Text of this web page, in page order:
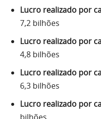
Lucro realizado por
7,2 bilhões
Lucro realizado por
4,8 bilhões
Lucro realizado por
6,3 bilhões
Lucro realizado por